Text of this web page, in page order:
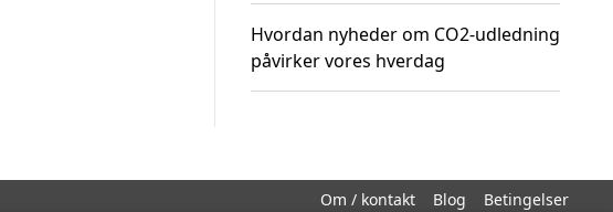
Hvordan nyheder om CO2-udledning
påvirker vores hverdag
Om / kontakt Blog Betingelser